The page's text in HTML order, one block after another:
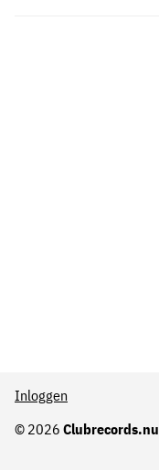
© 2026 Clubrecords.nu
Inloggen